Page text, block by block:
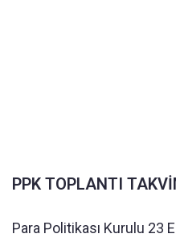
PPK TOPLANTI
Para Politikası Kurulu 23